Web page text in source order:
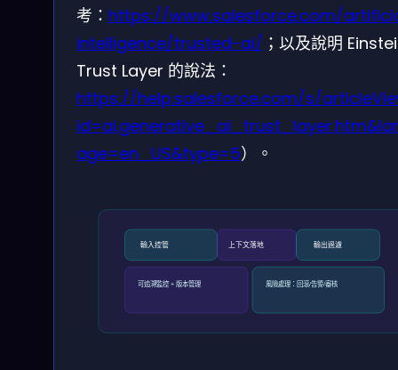
考： https://www.salesforce.com/
intelligence/trusted-ai/ ；以及說明
Trust Layer 的說法：
https://help.salesforce.com/s/
age=en_US&type=5）。
輸入控管 上下文落地 輸出過濾
可追溯監控 + 版本管理 風險處理：回滾/告警/審核